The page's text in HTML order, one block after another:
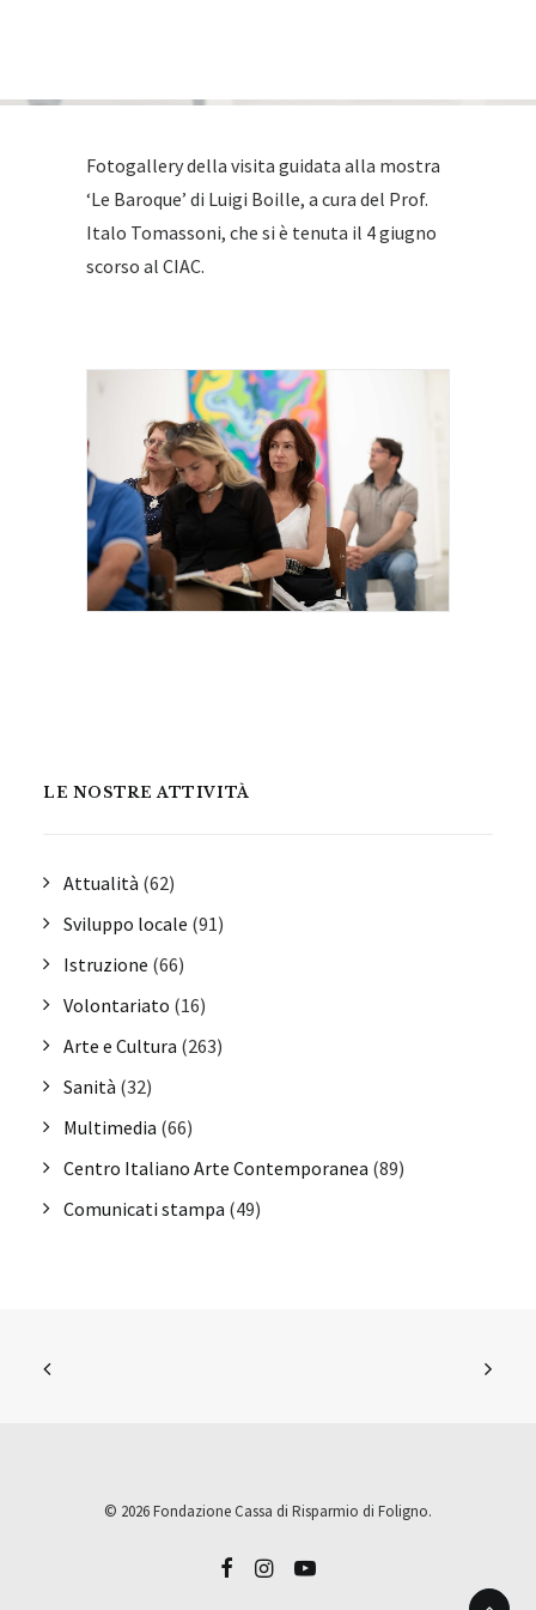
Fotogallery della visita guidata alla mostra
‘Le Baroque’ di Luigi Boille, a cura del Prof.
Italo Tomassoni, che si è tenuta il 4 giugno
scorso al CIAC.
LE NOSTRE ATTIVITÀ
Attualità (62)
Sviluppo locale (91)
Istruzione (66)
Volontariato (16)
Arte e Cultura (263)
Sanità (32)
Multimedia (66)
Centro Italiano Arte Contemporanea (89)
Comunicati stampa (49)
© 2026 Fondazione Cassa di Risparmio di Foligno.